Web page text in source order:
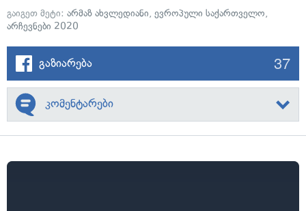
გაიგეთ მეტი: არმაზ ახვლედიანი, ევროპული საქართველო,
არჩევნები 2020
გაზიარება 37
კომენტარები